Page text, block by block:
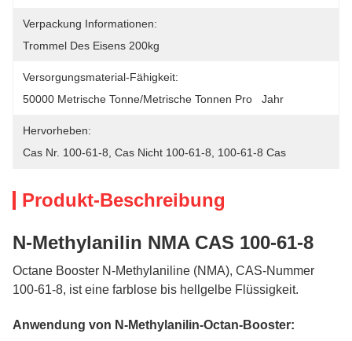
Verpackung Informationen:
Trommel Des Eisens 200kg
Versorgungsmaterial-Fähigkeit:
50000 Metrische Tonne/metrische Tonnen Pro   Jahr
Hervorheben:
Cas Nr. 100-61-8 Cas Nicht 100-61-8 100-61-8 Cas
Produkt-Beschreibung
N-Methylanilin NMA CAS 100-61-8
Octane Booster N-Methylaniline (NMA), CAS-Nummer
100-61-8, ist eine farblose bis hellgelbe Flüssigkeit.
Anwendung von N-Methylanilin-Octan-Booster: